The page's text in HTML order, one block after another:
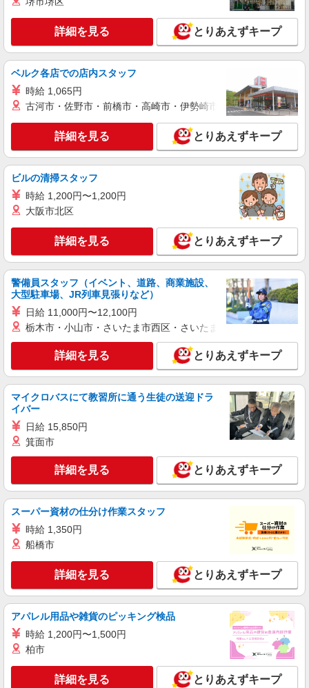
派遣社員
株式会社日本パーソナルビジネス 首都圏支社（T11_81）
≪携帯販売｜家電量販店のauコーナー≫
時給1700円〜1800円 ◆交通費規定支給◆直雇
用へ切替後：月給286,200円＋交通費
詳細を見る
株式会社日本パーソナルビジネス 首都圏支社（T11_243）
≪携帯販売｜家電量販店のauコーナー≫
時給1700円〜1800円 ◆交通費規定支給◆直雇
用へ切替後：月給286,200円＋交通費
キープ 詳細を見る
派遣社員
株式会社日本パーソナルビジネス 首都圏支社（T11_500）
≪携帯販売｜家電量販店のワイモバイルコーナ
ー≫
時給1500円 ◆交通費規定支給
埼玉県春日部市
キープ 詳細を見る
派遣社員
株式会社日本パーソナルビジネス 首都圏支社（T11_1258）
≪携帯販売｜家電量販店のソフトバンクコーナ
ー≫
時給1500円 ◆交通費規定支給
埼玉県春日部市豊町
キープ 詳細を見る
派遣社員
株式会社日本パーソナルビジネス 首都圏支社（KT01_02409）
楽天モバイル／イオンモール春日部店／オープ
ニング／未経験ＯＫ
時給1750円 ◆交通費全額支給
埼玉県春日部市
キープ 詳細を見る
詳細を見る とりあえずキープ
ベルク各店での店内スタッフ
時給 1,065円
古河市・佐野市・前橋市・高崎市・伊勢崎市・太田市・館林市
詳細を見る とりあえずキープ
ビルの清掃スタッフ
時給 1,200円〜1,200円
大阪市北区
詳細を見る とりあえずキープ
警備員スタッフ（イベント、道路、商業施設、
大型駐車場、JR列車見張りなど）
日給 11,000円〜12,100円
栃木市・小山市・さいたま市西区・さいたま市岩槻区・久喜市・
詳細を見る とりあえずキープ
マイクロバスにて教習所に通う生徒の送迎ドラ
イバー
日給 15,850円
箕面市
詳細を見る とりあえずキープ
スーパー資材の仕分け作業スタッフ
時給 1,350円
船橋市
詳細を見る とりあえずキープ
アパレル用品や雑貨のピッキング検品
時給 1,200円〜1,500円
柏市
詳細を見る とりあえずキープ